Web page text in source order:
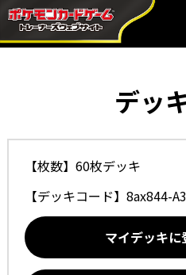
デッ
【枚数】60枚デッキ
【デッキコード】 8ax844-
マイデッキに